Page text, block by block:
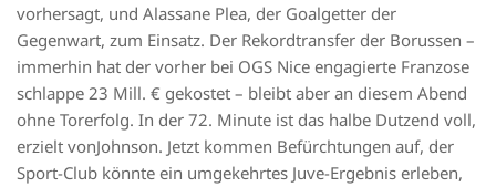
vorhersagt, und Alassane Plea, der Goalgetter der
Gegenwart, zum Einsatz. Der Rekordtransfer der Borussen –
immerhin hat der vorher bei OGS Nice engagierte Franzose
schlappe 23 Mill. € gekostet – bleibt aber an diesem Abend
ohne Torerfolg. In der 72. Minute ist das halbe Dutzend voll,
erzielt vonJohnson. Jetzt kommen Befürchtungen auf, der
Sport-Club könnte ein umgekehrtes Juve-Ergebnis erleben,